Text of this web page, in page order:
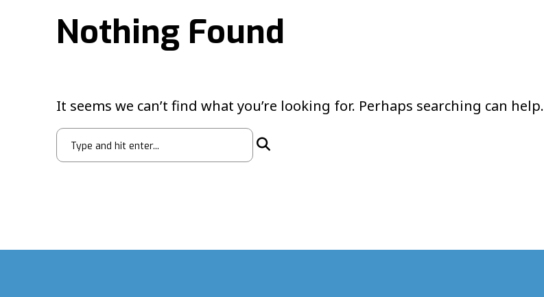
Nothing Found
It seems we can’t find what you’re looking for. Perhaps searching can help.